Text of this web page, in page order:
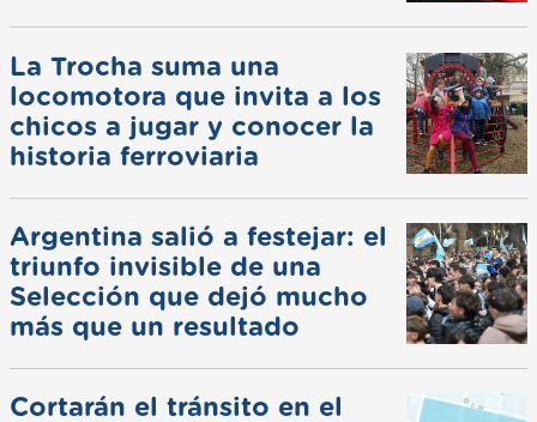
La Trocha suma una
locomotora que invita a los
chicos a jugar y conocer la
historia ferroviaria
Argentina salió a festejar: el
triunfo invisible de una
Selección que dejó mucho
más que un resultado
Cortarán el tránsito en el